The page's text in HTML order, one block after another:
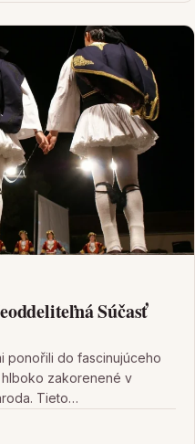
Súčasť
ponořili do fascinujúceho
zakorenené v
Tieto…